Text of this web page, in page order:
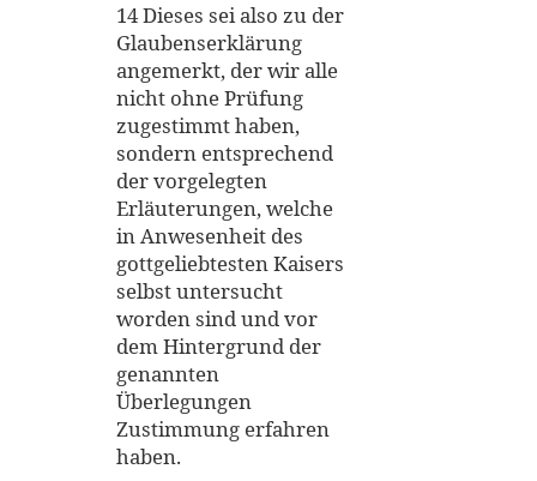
14 Dieses sei also zu der
Glaubenserklärung
angemerkt, der wir alle
nicht ohne Prüfung
zugestimmt haben,
sondern entsprechend
der vorgelegten
Erläuterungen, welche
in Anwesenheit des
gottgeliebtesten Kaisers
selbst untersucht
worden sind und vor
dem Hintergrund der
genannten
Überlegungen
Zustimmung erfahren
haben.